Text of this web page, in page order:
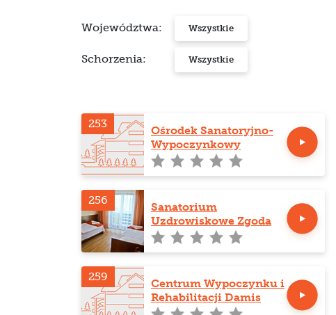
Województwa: Wszystkie
Schorzenia: Wszystkie
253
Ośrodek Sanatoryjno-
Wypoczynkowy
Bursztyn w Kołobrzegu
256
Sanatorium
Uzdrowiskowe Zgoda
259
Centrum Wypoczynku i
Rehabilitacji Damis